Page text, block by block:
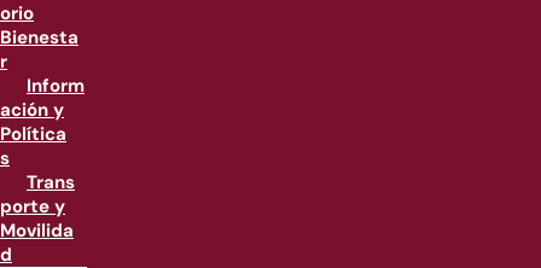
orio
Bienesta
r
Inform
ación y
Política
s
Trans
porte y
Movilida
d